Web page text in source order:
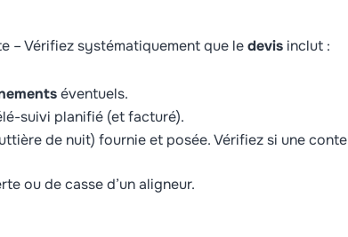
– Vérifiez systématiquement que ledevis inclut :
éventuels.
suivi planifié (et facturé).
de nuit) fournie et posée. Vérifiez si une
ou de casse d’un aligneur.